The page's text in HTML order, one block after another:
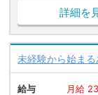
詳細を
未経験から始ま
給与
月給